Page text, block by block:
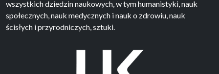
wszystkich dziedzin naukowych, w tym humanistyki, nauk
społecznych, nauk medycznych i nauk o zdrowiu, nauk
ścisłych i przyrodniczych, sztuki.